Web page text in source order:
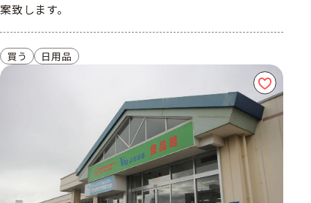
案致します。
買う 日用品